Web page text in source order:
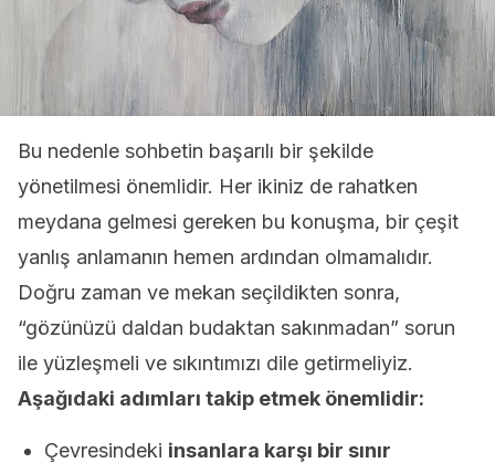
Bu nedenle sohbetin başarılı bir şekilde
yönetilmesi önemlidir. Her ikiniz de rahatken
meydana gelmesi gereken bu konuşma, bir çeşit
yanlış anlamanın hemen ardından olmamalıdır.
Doğru zaman ve mekan seçildikten sonra,
“gözünüzü daldan budaktan sakınmadan” sorun
ile yüzleşmeli ve sıkıntımızı dile getirmeliyiz.
Aşağıdaki adımları takip etmek önemlidir:
Çevresindeki insanlara karşı bir sınır